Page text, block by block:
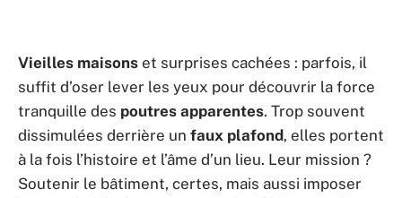
Vieilles maisons et surprises cachées : parfois, il
suffit d’oser lever les yeux pour découvrir la force
tranquille des poutres apparentes. Trop souvent
dissimulées derrière un faux plafond, elles portent
à la fois l’histoire et l’âme d’un lieu. Leur mission ?
Soutenir le bâtiment, certes, mais aussi imposer